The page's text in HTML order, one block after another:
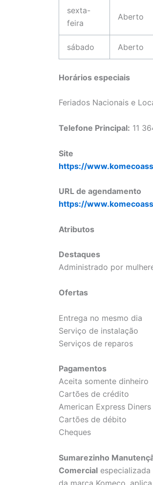
sexta-
feira
Aberto
sábado Aberto
Horários especiais
Feriados Nacionais e
Telefone Principal: 11
Site
https://
URL de agendamento
https://
Atributos
Destaques
Administrado por
Ofertas
Entrega no mesmo dia
Serviço de instalação
Serviços de reparos
Pagamentos
Aceita somente dinheiro
Cartões de crédito
American Express
Cartões de débito
Cheques
Sumarezinho
Comercial
da marca Komeco,